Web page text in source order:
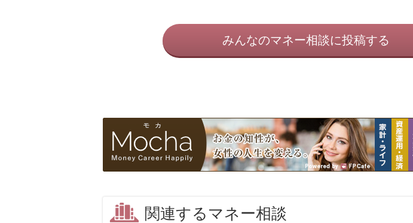
みんなのマネー相談に投稿する
関連するマネー相談